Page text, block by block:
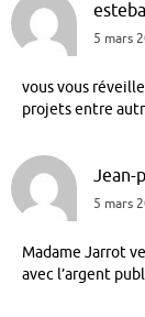
5 mars
vous vous
projets entre
Jean-
5 mars
Madame Jarrot
avec l’argent